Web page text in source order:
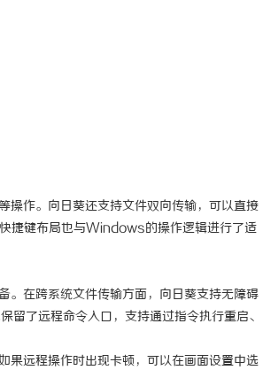
作。向日葵还支持文件双向传输，可以直接
捷键布局也与Windows的操作逻辑进行了适
在跨系统文件传输方面，向日葵支持无障碍
了远程命令入口，支持通过指令执行重启、
果远程操作时出现卡顿，可以在画面设置中选